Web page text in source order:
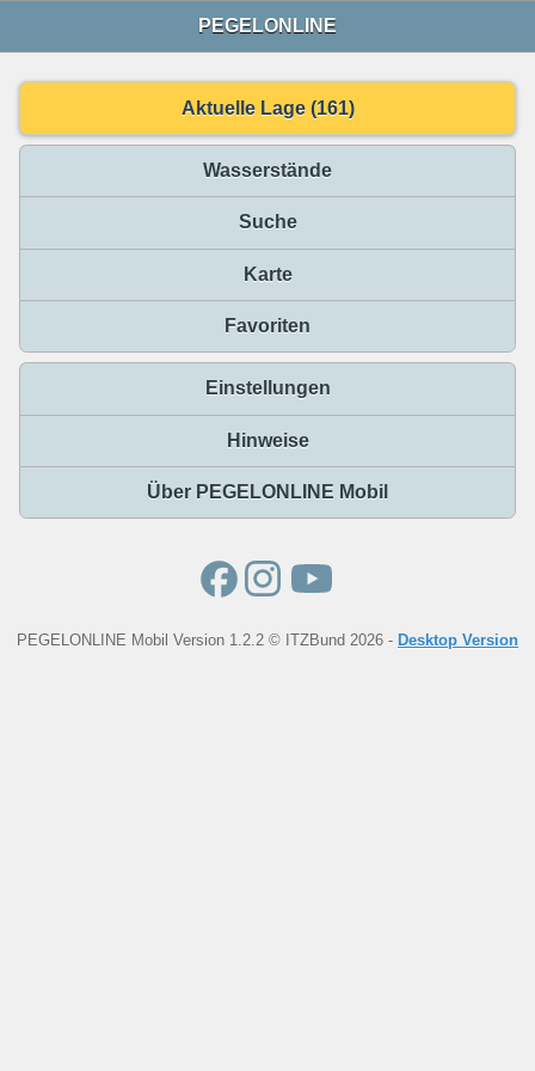
PEGELONLINE
Aktuelle Lage (161)
Wasserstände
Suche
Karte
Favoriten
Einstellungen
Hinweise
Über PEGELONLINE Mobil
PEGELONLINE Mobil Version 1.2.2 © ITZBund 2026 - Desktop Version